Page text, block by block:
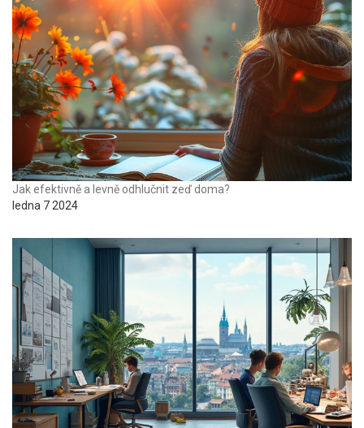
Jak efektivně a levně odhlučnit zeď doma?
ledna 7 2024